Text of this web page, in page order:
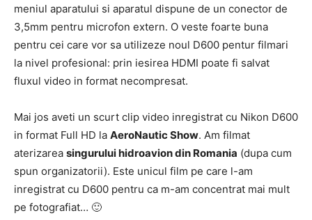
meniul aparatului si aparatul dispune de un conector de
3,5mm pentru microfon extern. O veste foarte buna
pentru cei care vor sa utilizeze noul D600 pentur filmari
la nivel profesional: prin iesirea HDMI poate fi salvat
fluxul video in format necompresat.
Mai jos aveti un scurt clip video inregistrat cu Nikon D600
in format Full HD la AeroNautic Show. Am filmat
aterizarea singurului hidroavion din Romania (dupa cum
spun organizatorii). Este unicul film pe care l-am
inregistrat cu D600 pentru ca m-am concentrat mai mult
pe fotografiat… 🙂